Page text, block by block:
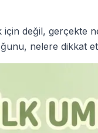
değil, gerçekte
nelere dikkat